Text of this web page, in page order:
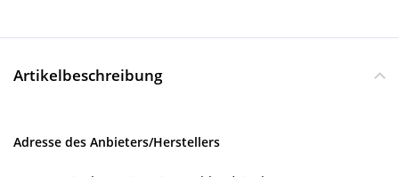
Artikelbeschreibung
Adresse des Anbieters/Herstellers